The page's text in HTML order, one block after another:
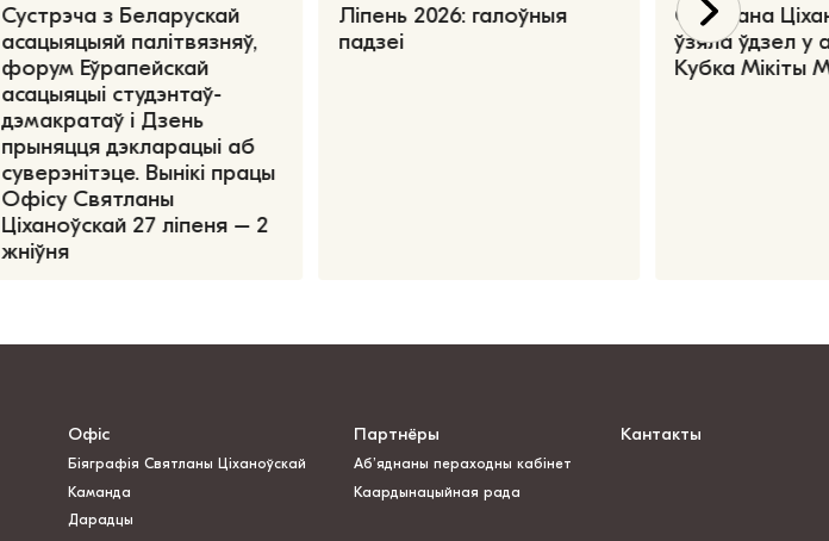
Сустрэча з Беларускай
асацыяцыяй палітвязняў,
форум Еўрапейскай
асацыяцыі студэнтаў-
дэмакратаў і Дзень
прыняцця дэкларацыі аб
суверэнітэце. Вынікі працы
Офісу Святланы
Ціханоўскай 27 ліпеня – 2
жніўня
Ліпень 2026: галоўныя
падзеі
Святлана
ўзяла ўдзел у
Кубка Мікіты
Офіс
Біяграфія Святланы Ціханоўскай
Каманда
Дарадцы
Партнёры
Аб’яднаны пераходны кабінет
Каардынацыйная рада
Кантакты